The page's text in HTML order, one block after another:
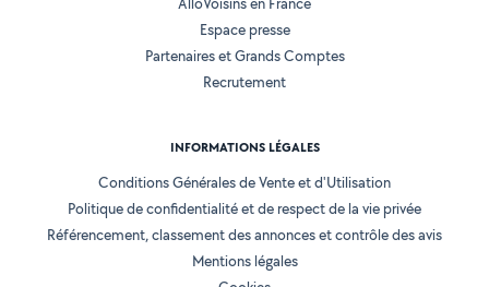
Espace presse
Partenaires et Grands Comptes
Recrutement
INFORMATIONS LÉGALES
Conditions Générales de Vente et d'Utilisation
Politique de confidentialité et de respect de la vie privée
Référencement, classement des annonces et contrôle des avis
Mentions légales